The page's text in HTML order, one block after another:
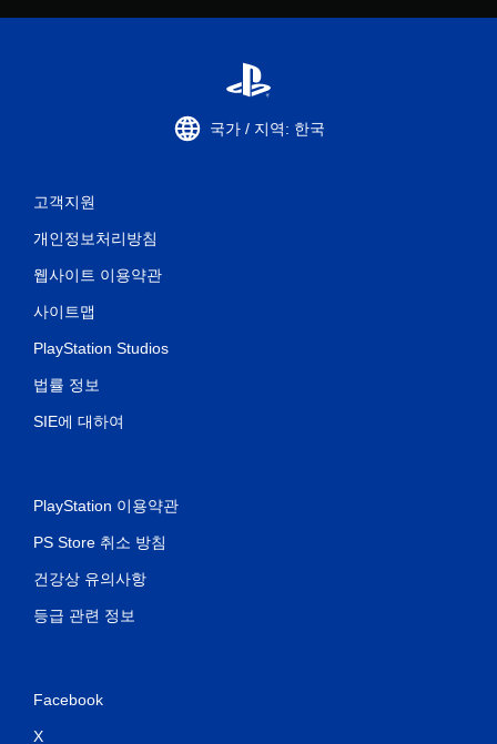
국가 / 지역: 한국
고객지원
개인정보처리방침
웹사이트 이용약관
사이트맵
PlayStation Studios
법률 정보
SIE에 대하여
PlayStation 이용약관
PS Store 취소 방침
건강상 유의사항
등급 관련 정보
Facebook
X